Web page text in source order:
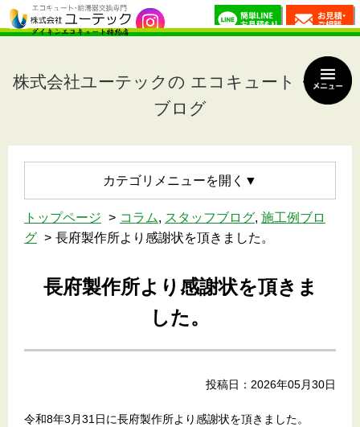
株式会社ユーテックの エコキュート・Staff
ブログ
カテゴリメニュー
トップページ コラム, スタッフブログ, 施工例ブロ
グ
長府製作所より感謝状を頂きました。
長府製作所より感謝状を頂きま
した。
投稿日：2026年05月30日
令和8年3月31日に長府製作所より感謝状を頂きました。